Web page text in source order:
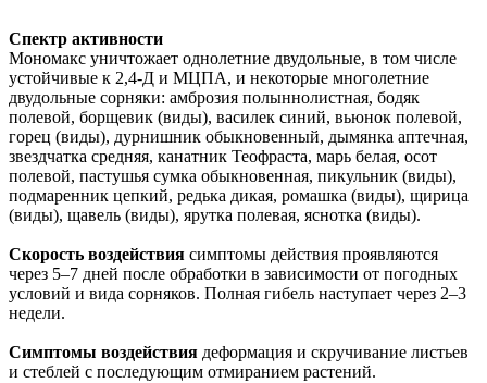
Спектр активности
Мономакс уничтожает однолетние двудольные, в том числе
устойчивые к 2,4-Д и МЦПА, и некоторые многолетние
двудольные сорняки: амброзия полыннолистная, бодяк
полевой, борщевик (виды), василек синий, вьюнок полевой,
горец (виды), дурнишник обыкновенный, дымянка аптечная,
звездчатка средняя, канатник Теофраста, марь белая, осот
полевой, пастушья сумка обыкновенная, пикульник (виды),
подмаренник цепкий, редька дикая, ромашка (виды), щирица
(виды), щавель (виды), ярутка полевая, яснотка (виды).
Скорость воздействия симптомы действия проявляются
через 5–7 дней после обработки в зависимости от погодных
условий и вида сорняков. Полная гибель наступает через 2–3
недели.
Симптомы воздействия деформация и скручивание листьев
и стеблей с последующим отмиранием растений.